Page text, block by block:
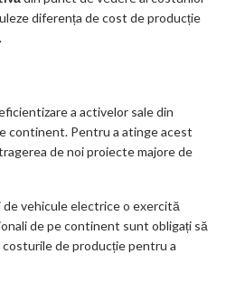
diferența de cost de producție
a activelor sale din
continent. Pentru a atinge acest
de noi proiecte majore de
vehicule electrice o exercită
de pe continent sunt obligați să
de producție pentru a